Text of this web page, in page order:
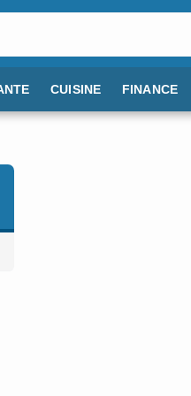
CUISINE FINANCE